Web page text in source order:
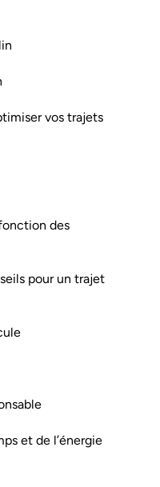
vos trajets
des
pour un trajet
et de l’énergie